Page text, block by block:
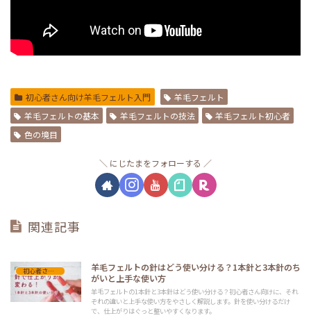
初心者さん向け羊毛フェルト入門
羊毛フェルト
羊毛フェルトの基本
羊毛フェルトの技法
羊毛フェルト初心者
色の境目
にじたまをフォローする
関連記事
初心者さん向け羊毛フェルト入門
羊毛フェルトの針はどう使い分ける？1本針と3本針のち
がいと上手な使い方
羊毛フェルトの1本針と3本針はどう使い分ける？初心者さん向けに、それ
ぞれの違いと上手な使い方をやさしく解説します。針を使い分けるだけ
で、仕上がりはぐっと整いやすくなります。